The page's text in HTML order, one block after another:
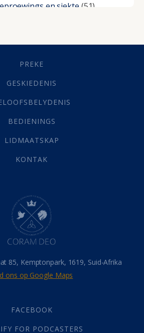
en siekte (51)
Groei(10)
(21)
Areas(4)
(3)
(1)
(22)
(142)
(31)
(14)
(1)
(19)
liggaam
(27)
Onse Vader(12)
PREKE
GESKIEDENIS
BEDIENINGS
LIDMAATSKAP
KONTAK
85, Kemptonpark, 1619, Suid-Afrika
ons op Google Maps
FACEBOOK
FOR PODCASTERS